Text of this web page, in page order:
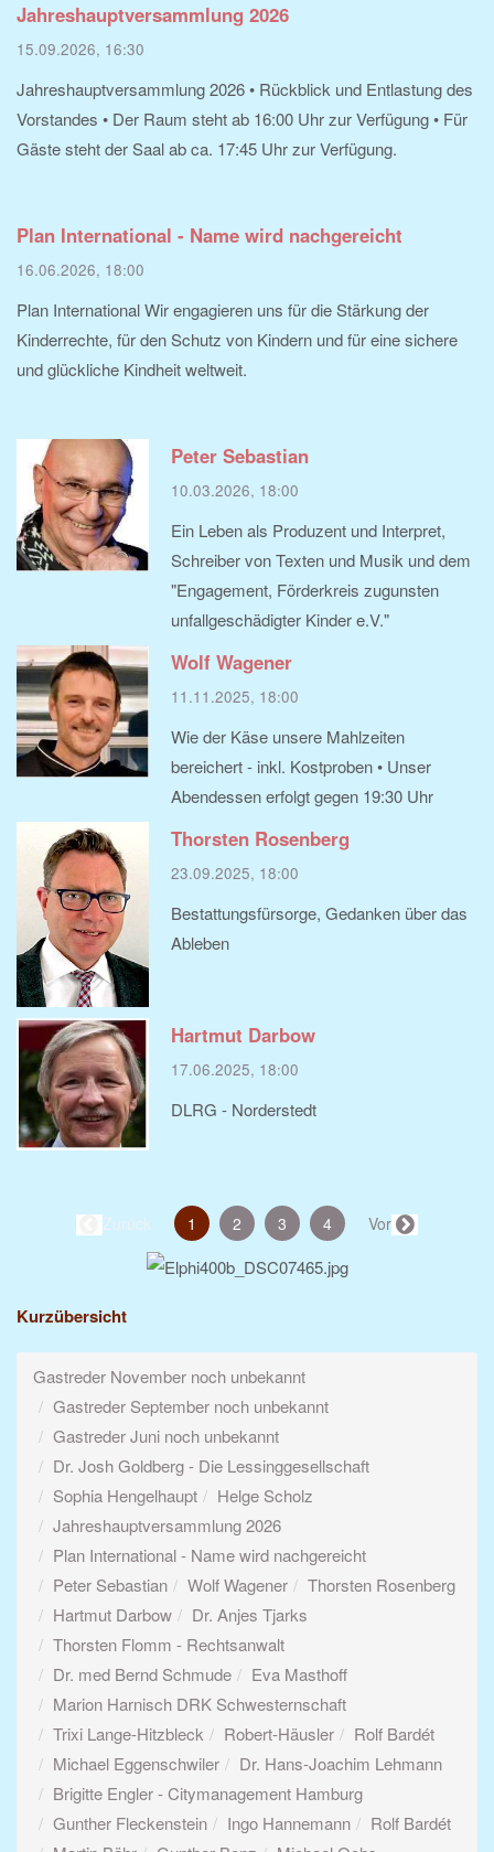
Jahreshauptversammlung 2026
15.09.2026, 16:30
Jahreshauptversammlung 2026 • Rückblick und Entlastung des
Vorstandes • Der Raum steht ab 16:00 Uhr zur Verfügung • Für
Gäste steht der Saal ab ca. 17:45 Uhr zur Verfügung.
Plan International - Name wird nachgereicht
16.06.2026, 18:00
Plan International Wir engagieren uns für die Stärkung der
Kinderrechte, für den Schutz von Kindern und für eine sichere
und glückliche Kindheit weltweit.
Peter Sebastian
10.03.2026, 18:00
Ein Leben als Produzent und Interpret,
Schreiber von Texten und Musik und dem
"Engagement, Förderkreis zugunsten
unfallgeschädigter Kinder e.V."
Wolf Wagener
11.11.2025, 18:00
Wie der Käse unsere Mahlzeiten
bereichert - inkl. Kostproben • Unser
Abendessen erfolgt gegen 19:30 Uhr
Thorsten Rosenberg
23.09.2025, 18:00
Bestattungsfürsorge, Gedanken über das
Ableben
Hartmut Darbow
17.06.2025, 18:00
DLRG - Norderstedt
← Zurück 1 (aktuell)
2 3 4 Vor →
Kurzübersicht
Gastreder November noch unbekannt
Gastreder September noch unbekannt
Gastreder Juni noch unbekannt
Dr. Josh Goldberg - Die Lessinggesellschaft
Sophia Hengelhaupt
Helge Scholz
Jahreshauptversammlung 2026
Plan International - Name wird nachgereicht
Peter Sebastian
Wolf Wagener
Thorsten Rosenberg
Hartmut Darbow
Dr. Anjes Tjarks
Thorsten Flomm - Rechtsanwalt
Dr. med Bernd Schmude
Eva Masthoff
Marion Harnisch DRK Schwesternschaft
Trixi Lange-Hitzbleck
Robert-Häusler
Rolf Bardét
Michael Eggenschwiler
Dr. Hans-Joachim Lehmann
Brigitte Engler - Citymanagement Hamburg
Gunther Fleckenstein
Ingo Hannemann
Rolf Bardét